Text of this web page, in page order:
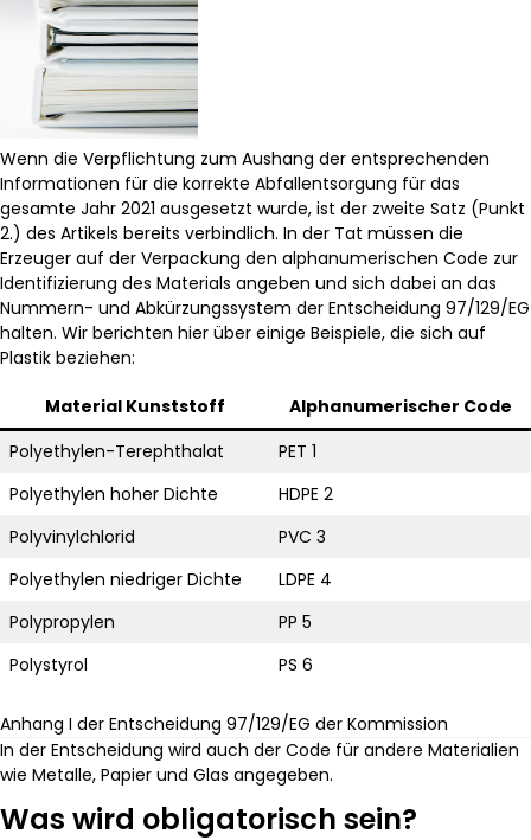
Wenn die Verpflichtung zum Aushang der entsprechenden
Informationen für die korrekte Abfallentsorgung für das
gesamte Jahr 2021 ausgesetzt wurde, ist der zweite Satz (Punkt
2.) des Artikels bereits verbindlich. In der Tat müssen die
Erzeuger auf der Verpackung den alphanumerischen Code zur
Identifizierung des Materials angeben und sich dabei an das
Nummern- und Abkürzungssystem der Entscheidung 97/129/EG
halten. Wir berichten hier über einige Beispiele, die sich auf
Plastik beziehen:
Material Kunststoff
Alphanumerischer Code
Polyethylen-Terephthalat
PET 1
Polyethylen hoher Dichte
HDPE 2
Polyvinylchlorid
PVC 3
Polyethylen niedriger Dichte
LDPE 4
Polypropylen
PP 5
Polystyrol
PS 6
Anhang I der Entscheidung 97/129/EG der Kommission
In der Entscheidung wird auch der Code für andere Materialien
wie Metalle, Papier und Glas angegeben.
Was wird obligatorisch sein?